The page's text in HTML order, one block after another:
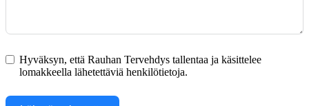
Hyväksyn, että Rauhan Tervehdys tallentaa ja käsittelee
lomakkeella lähetettäviä henkilötietoja.